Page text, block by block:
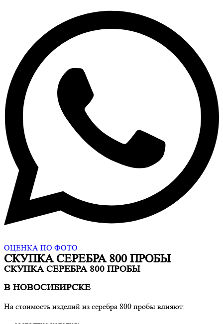
ОЦЕНКА ПО ФОТО
СКУПКА СЕРЕБРА 800 ПРОБЫ
СКУПКА СЕРЕБРА 800 ПРОБЫ
В НОВОСИБИРСКЕ
На стоимость изделий из серебра 800 пробы влияют: